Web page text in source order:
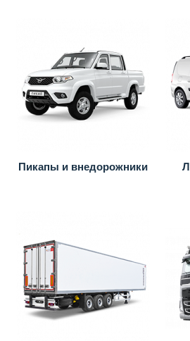
Пикапы и внедорожники